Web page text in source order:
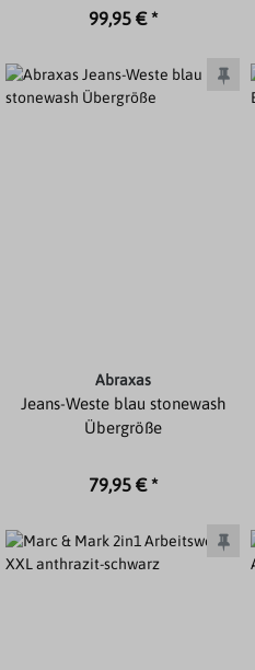
99,95 € *
Abraxas
Jeans-Weste blau stonewash
Übergröße
79,95 € *